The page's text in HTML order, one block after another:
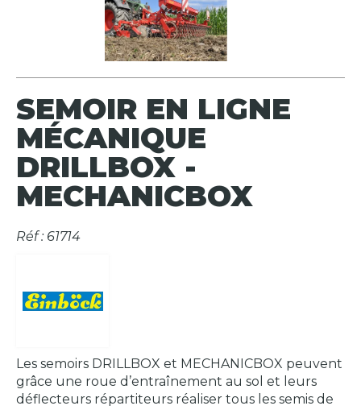
SEMOIR EN LIGNE
MÉCANIQUE
DRILLBOX -
MECHANICBOX
Réf : 61714
Les semoirs DRILLBOX et MECHANICBOX peuvent
grâce une roue d’entraînement au sol et leurs
déflecteurs répartiteurs réaliser tous les semis de